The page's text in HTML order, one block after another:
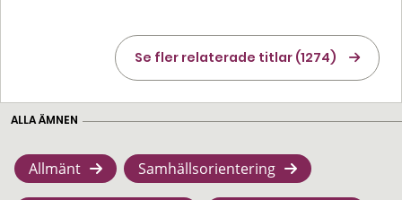
Se fler relaterade titlar (1274)
ALLA ÄMNEN
Allmänt Samhällsorientering